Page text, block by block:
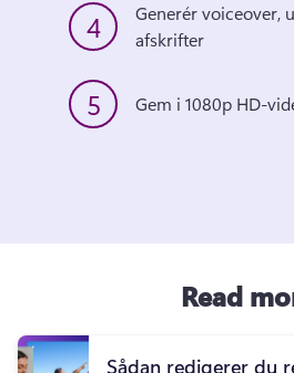
4
Generér voiceover,
afskrifter
5 Gem i 1080p HD-
Read
Sådan redigerer du